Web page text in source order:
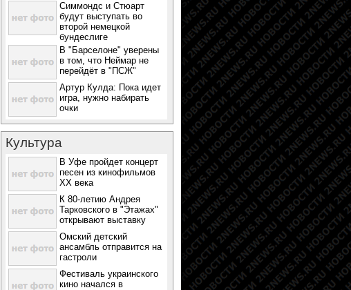
Симмондс и Стюарт
будут выступать во
второй немецкой
бундеслиге
В "Барселоне" уверены
в том, что Неймар не
перейдёт в "ПСЖ"
Артур Кулда: Пока идет
игра, нужно набирать
очки
Культура
В Уфе пройдет концерт
песен из кинофильмов
ХХ века
К 80-летию Андрея
Тарковского в "Этажах"
открывают выставку
Омский детский
ансамбль отправится на
гастроли
Фестиваль украинского
кино начался в